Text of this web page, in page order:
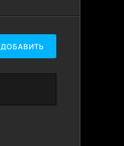
ДОБАВИТЬ